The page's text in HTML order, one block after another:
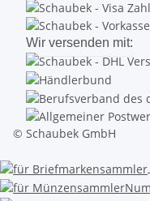
Wir versenden mit:
© Schaubek GmbH